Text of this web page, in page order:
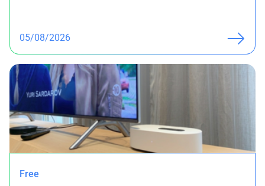
05/08/2026
Free